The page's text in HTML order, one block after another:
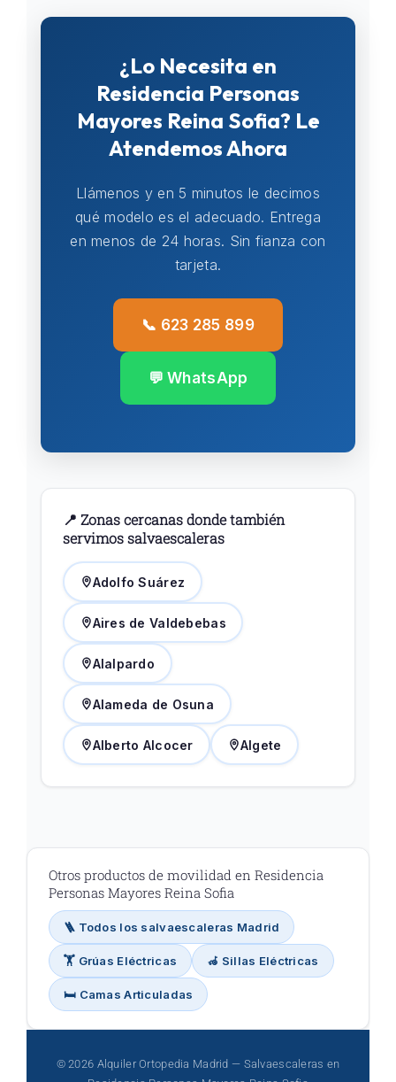
¿Lo Necesita en
Residencia Personas
Mayores Reina Sofia? Le
Atendemos Ahora
Llámenos y en 5 minutos le decimos
qué modelo es el adecuado. Entrega
en menos de 24 horas. Sin fianza con
tarjeta.
📞 623 285 899
💬 WhatsApp
📍 Zonas cercanas donde también
servimos salvaescaleras
Adolfo Suárez
Aires de Valdebebas
Alalpardo
Alameda de Osuna
Alberto Alcocer Algete
Otros productos de movilidad en Residencia
Personas Mayores Reina Sofia
🪜 Todos los salvaescaleras Madrid
🏋️ Grúas Eléctricas 🦽 Sillas Eléctricas
🛏️ Camas Articuladas
© 2026 Alquiler Ortopedia Madrid — Salvaescaleras en